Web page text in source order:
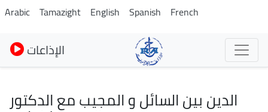
Skip
to
main
content
Arabic Tamazight English Spanish French
الإذاعات
الدين بين السائل و المجيب مع الدكتور